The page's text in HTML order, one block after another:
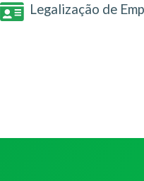
Legalização de